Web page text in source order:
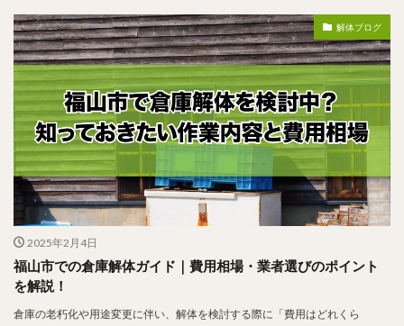
解体ブログ
2025年2月4日
福山市での倉庫解体ガイド｜費用相場・業者選びのポイント
を解説！
倉庫の老朽化や用途変更に伴い、解体を検討する際に「費用はどれくら